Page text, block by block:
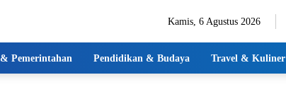
Kamis, 6 Agustus 2026
Pemerintahan Pendidikan & Budaya Travel & Kuliner